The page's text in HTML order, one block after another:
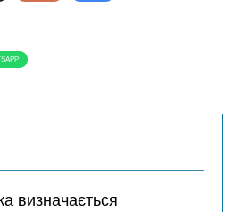
визначається